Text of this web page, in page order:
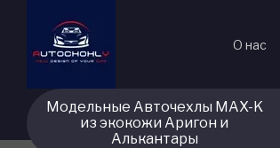
О нас
Модельные Авточехлы MAX-K
из экокожи Аригон и
Алькантары